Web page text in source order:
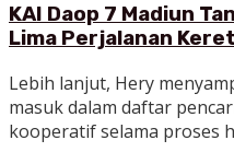
KAI Daop 7 Madiun
Lima Perjalanan
Lebih lanjut, Hery
masuk dalam daftar
kooperatif selama proses